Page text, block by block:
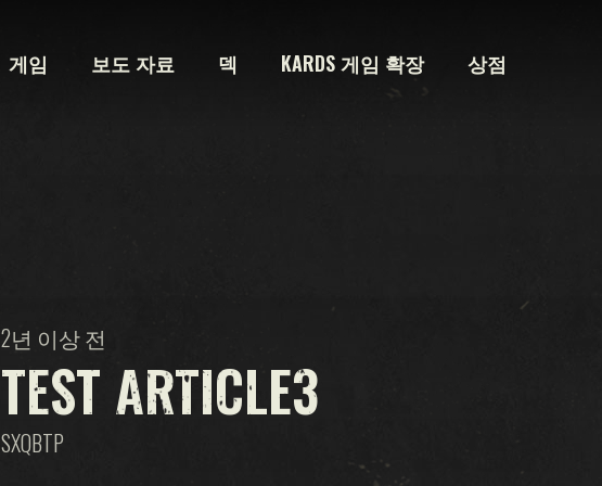
게임 보도 자료 덱 KARDS 게임 확장 상점
TEST ARTICLE3
2년 이상 전
SXQBTP